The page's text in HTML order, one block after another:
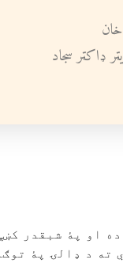
ډاکټر سجاد
او پۀ شبقدر
ته د ډالۍ پۀ